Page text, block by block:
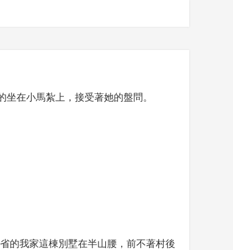
在小馬紮上，接受著她的盤問。
的我家這棟別墅在半山腰，前不著村後